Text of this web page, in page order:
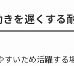
きを遅くする
すいため活躍す